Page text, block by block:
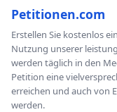
Petitionen.com
Erstellen Sie kostenlos
Nutzung unserer
werden täglich in den
Petition eine
erreichen und auch von
werden.